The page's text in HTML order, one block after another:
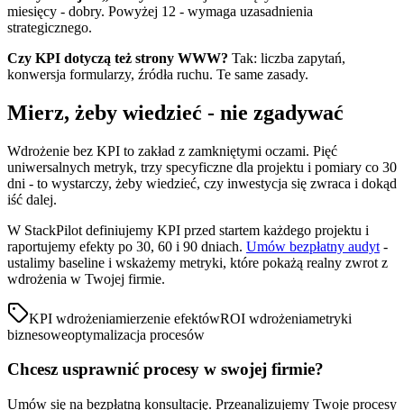
miesięcy - dobry. Powyżej 12 - wymaga uzasadnienia
strategicznego.
Czy KPI dotyczą też strony WWW? Tak: liczba zapytań,
konwersja formularzy, źródła ruchu. Te same zasady.
Mierz, żeby wiedzieć - nie zgadywać
Wdrożenie bez KPI to zakład z zamkniętymi oczami. Pięć
uniwersalnych metryk, trzy specyficzne dla projektu i pomiary co 30
dni - to wystarczy, żeby wiedzieć, czy inwestycja się zwraca i dokąd
iść dalej.
W StackPilot definiujemy KPI przed startem każdego projektu i
raportujemy efekty po 30, 60 i 90 dniach. Umów bezpłatny audyt -
ustalimy baseline i wskażemy metryki, które pokażą realny zwrot z
wdrożenia w Twojej firmie.
KPI wdrożeniamierzenie efektówROI wdrożeniametryki
biznesoweoptymalizacja procesów
Chcesz usprawnić procesy w swojej firmie?
Umów się na bezpłatną konsultację. Przeanalizujemy Twoje procesy